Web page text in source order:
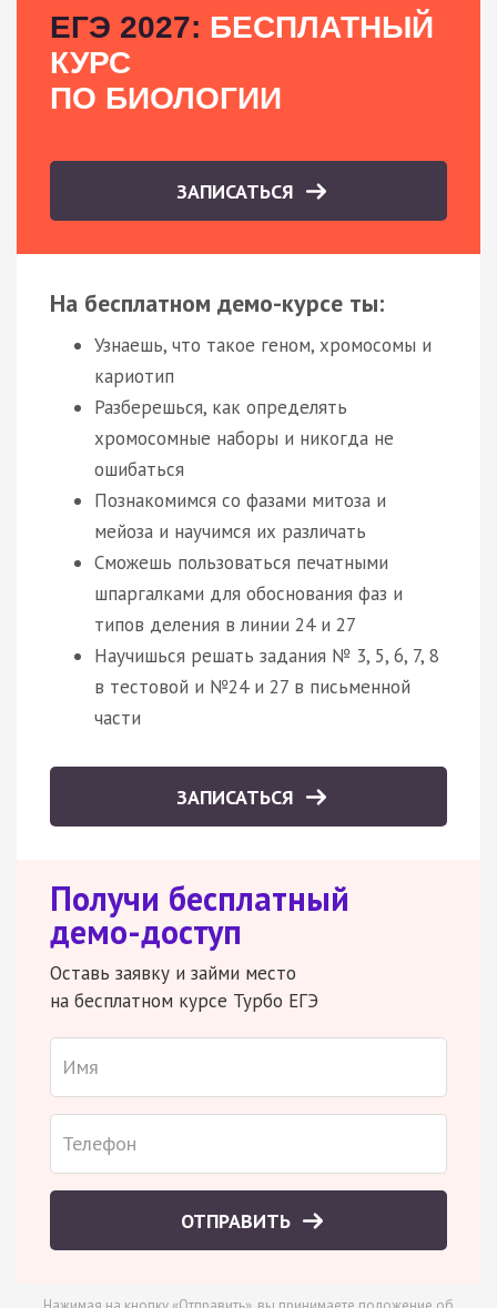
ЕГЭ 2027: БЕСПЛАТНЫЙ
КУРС
ПО БИОЛОГИИ
ЗАПИСАТЬСЯ
На бесплатном демо-курсе ты:
Узнаешь, что такое геном, хромосомы и
кариотип
Разберешься, как определять
хромосомные наборы и никогда не
ошибаться
Познакомимся со фазами митоза и
мейоза и научимся их различать
Сможешь пользоваться печатными
шпаргалками для обоснования фаз и
типов деления в линии 24 и 27
Научишься решать задания № 3, 5, 6, 7, 8
в тестовой и №24 и 27 в письменной
части
ЗАПИСАТЬСЯ
Получи бесплатный
демо-доступ
Оставь заявку и займи место
на бесплатном курсе Турбо ЕГЭ
ОТПРАВИТЬ